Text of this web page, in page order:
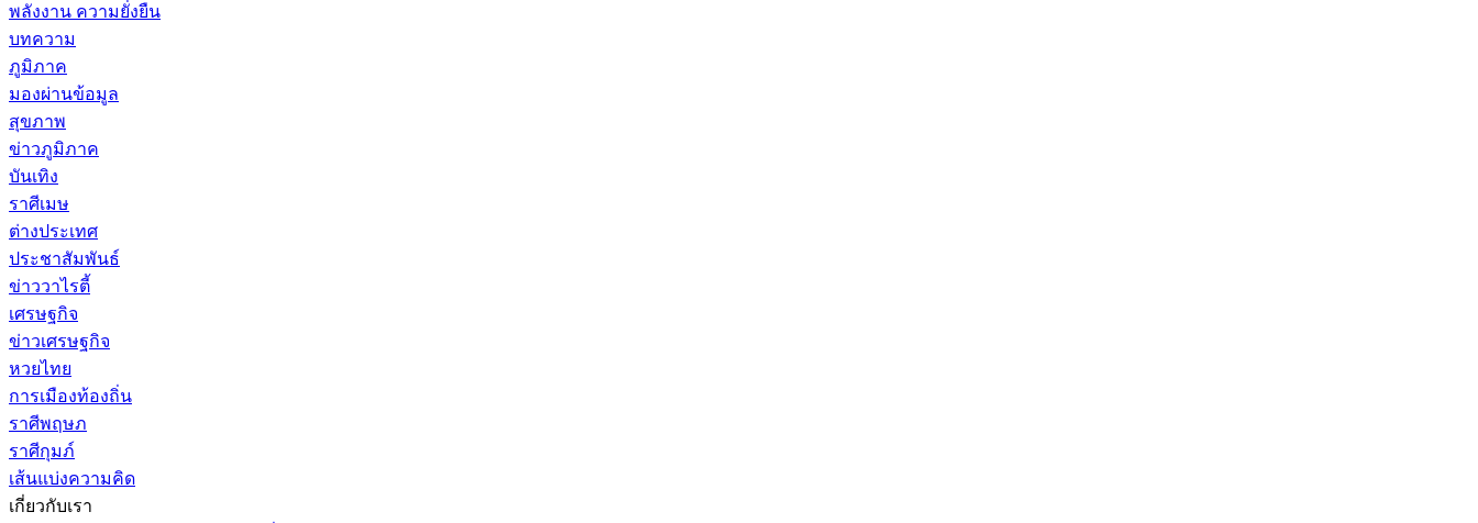
พลังงาน ความยั่งยืน
บทความ
ภูมิภาค
มองผ่านข้อมูล
สุขภาพ
ข่าวภูมิภาค
บันเทิง
ราศีเมษ
ต่างประเทศ
ประชาสัมพันธ์
ข่าววาไรตี้
เศรษฐกิจ
ข่าวเศรษฐกิจ
หวยไทย
การเมืองท้องถิ่น
ราศีพฤษภ
ราศีกุมภ์
เส้นแบ่งความคิด
เกี่ยวกับเรา